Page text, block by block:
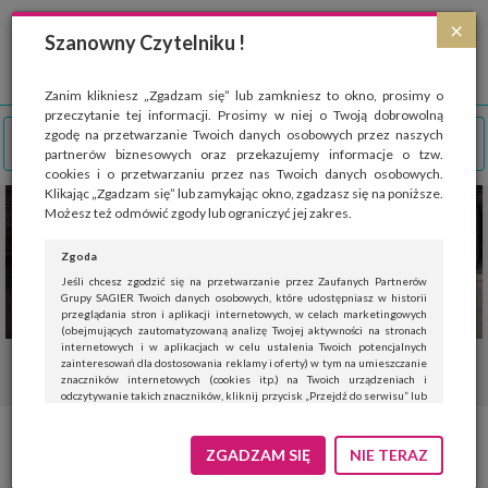
×
Szanowny Czytelniku !
Zanim klikniesz „Zgadzam się” lub zamkniesz to okno, prosimy o
przeczytanie tej informacji. Prosimy w niej o Twoją dobrowolną
zgodę na przetwarzanie Twoich danych osobowych przez naszych
partnerów biznesowych oraz przekazujemy informacje o tzw.
cookies i o przetwarzaniu przez nas Twoich danych osobowych.
Klikając „Zgadzam się” lub zamykając okno, zgadzasz się na poniższe.
Możesz też odmówić zgody lub ograniczyć jej zakres.
Zgoda
Jeśli chcesz zgodzić się na przetwarzanie przez Zaufanych Partnerów
Grupy SAGIER Twoich danych osobowych, które udostępniasz w historii
przeglądania stron i aplikacji internetowych, w celach marketingowych
(obejmujących zautomatyzowaną analizę Twojej aktywności na stronach
internetowych i w aplikacjach w celu ustalenia Twoich potencjalnych
zainteresowań dla dostosowania reklamy i oferty) w tym na umieszczanie
znaczników internetowych (cookies itp.) na Twoich urządzeniach i
odczytywanie takich znaczników, kliknij przycisk „Przejdź do serwisu” lub
Jeśli nie chcesz wyrazić zgody, kliknij „Nie teraz”.
Wyrażenie zgody jest dobrowolne. Możesz edytować zakres zgody, w tym
ZGADZAM SIĘ NIE TERAZ
Strona wykorzystuje pliki cookies, które służą głównie do celów statystycznych.
Wyrażając zgodę na używanie 'cookies', zezwalasz na zapisanie ich w pamięci
przeglądarki. Przejdź do
polityki cookies
Nowy Mercedes-AMG GLC 53